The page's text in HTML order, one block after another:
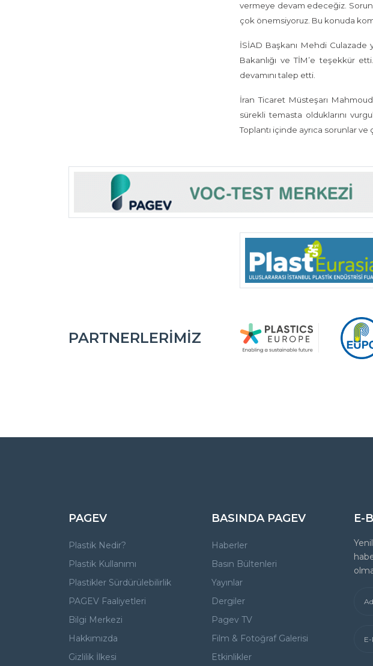
vermeye devam edeceğiz.
çok önemsiyoruz. Bu konuda
İSİAD Başkanı Mehdi Culazade
Bakanlığı ve TİM’e teşekkür
devamını talep etti.
İran Ticaret Müsteşarı
sürekli temasta olduklarını
Toplantı içinde ayrıca sorunlar
PARTNERLERIMIZ
PAGEV
Plastik Nedir?
Plastik Kullanımı
Plastikler Sürdürülebilirlik
PAGEV Faaliyetleri
Bilgi Merkezi
Hakkımızda
Gizlilik İlkesi
BASINDA PAGEV
Haberler
Basın Bültenleri
Yayınlar
Dergiler
Pagev TV
Film & Fotoğraf Galerisi
Etkinlikler
E-